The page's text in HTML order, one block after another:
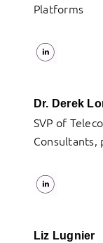
Platforms
Dr. Derek
SVP of
Consultants,
Liz Lugnier